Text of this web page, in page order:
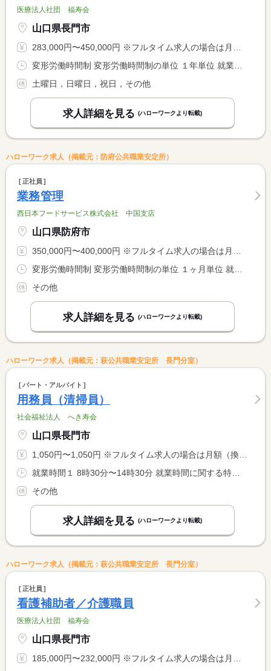
医療法人社団 福寿会
山口県長門市
283,000円〜450,000円 ※フルタイム求人の場合は月額（換算額）、パート求人の場合は時間額を表示しています。
土曜日，日曜日，祝日，その他
求人詳細を見る (ハローワークより転載)
ハローワーク求人（掲載元：防府公共職業安定所）
正社員
業務管理
西日本フードサービス株式会社 中国支店
山口県防府市
350,000円〜400,000円 ※フルタイム求人の場合は月額（換算額）、パート求人の場合は時間額を表示しています。
その他
求人詳細を見る (ハローワークより転載)
ハローワーク求人（掲載元：萩公共職業安定所 長門分室）
パート・アルバイト
用務員（清掃員）
社会福祉法人 へき寿会
山口県長門市
1,050円〜1,050円 ※フルタイム求人の場合は月額（換算額）、パート求人の場合は時間額を表示しています。
その他
求人詳細を見る (ハローワークより転載)
ハローワーク求人（掲載元：萩公共職業安定所 長門分室）
正社員
看護補助者／介護職員
医療法人社団 福寿会
山口県長門市
185,000円〜232,000円 ※フルタイム求人の場合は月額（換算額）、パート求人の場合は時間額を表示しています。